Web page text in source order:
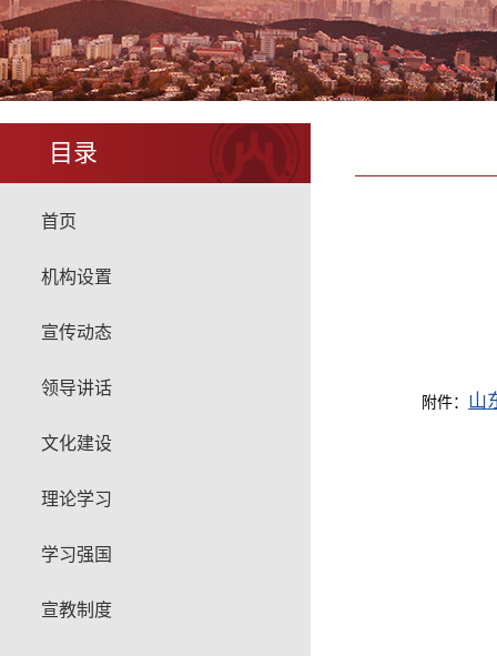
目录
首页
机构设置
宣传动态
领导讲话
文化建设
理论学习
学习强国
宣教制度
附件： 山